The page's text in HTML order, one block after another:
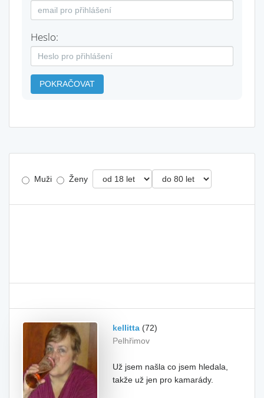
Heslo:
POKRAČOVAT
Muži Ženy
kellitta (72)
Pelhřimov
Už jsem našla co jsem hledala,
takže už jen pro kamarády.